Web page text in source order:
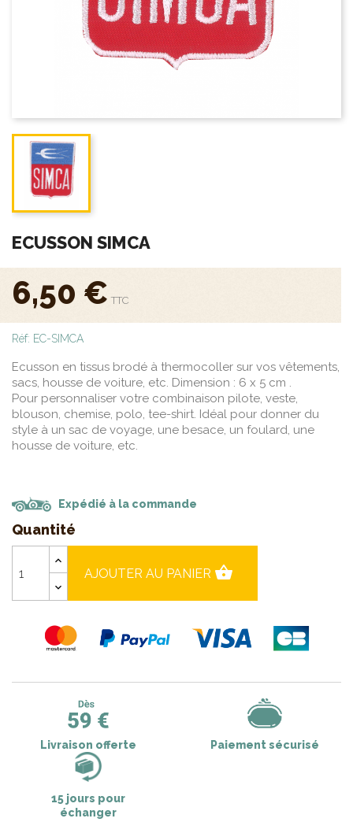
ECUSSON SIMCA
6,50 € TTC
Réf: EC-SIMCA
Ecusson en tissus brodé à thermocoller sur vos vêtements,
sacs, housse de voiture, etc. Dimension : 6 x 5 cm .
Pour personnaliser votre combinaison pilote, veste,
blouson, chemise, polo, tee-shirt. Idéal pour donner du
style à un sac de voyage, une besace, un foulard, une
housse de voiture, etc.
Expédié à la commande
Quantité
AJOUTER AU PANIER shopping_basket
Livraison offerte Paiement sécurisé
15 jours pour
échanger
close
Guide des
tailles